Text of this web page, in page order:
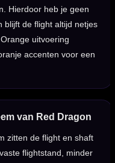
Hierdoor heb je geen
blijft de flight altijd netjes
uitvoering
accenten voor een
van Red Dragon
zitten de flight en shaft
flightstand, minder